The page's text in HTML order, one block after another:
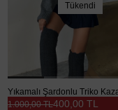
Tükendi
400,00 TL
1.000,00 TL